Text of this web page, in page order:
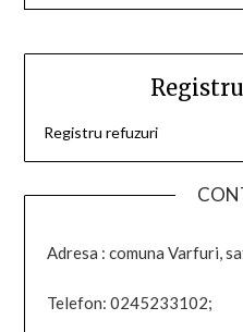
Registru refuzuri
Adresa : comuna Varfuri,
Telefon: 0245233102;